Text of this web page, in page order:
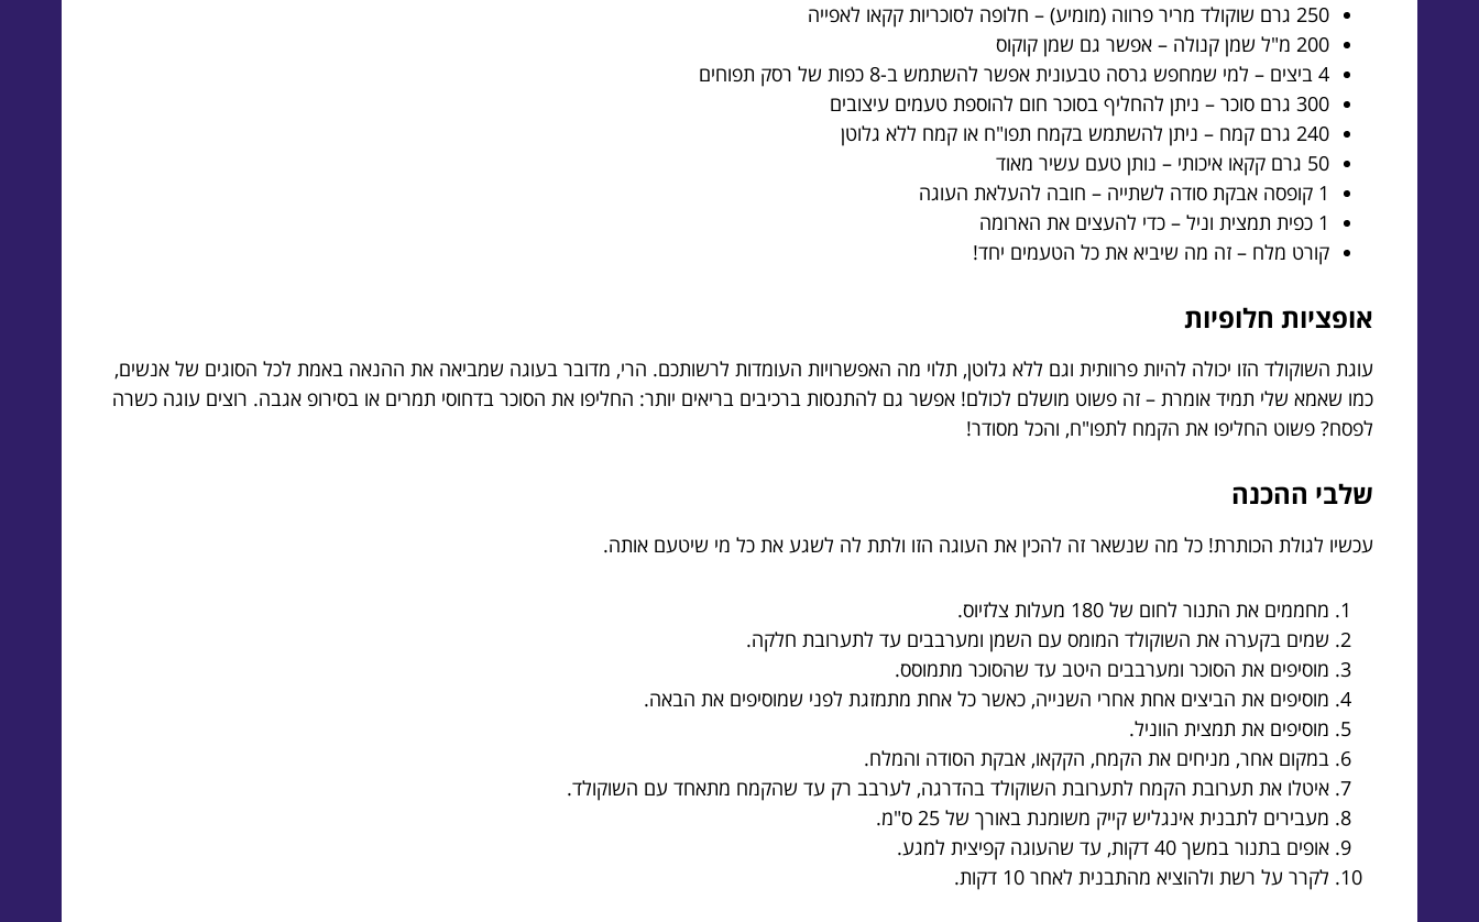
250 גרם שוקולד מריר פרווה (מומיע) – חלופה לסוכריות קקאו לאפייה
200 מ"ל שמן קנולה – אפשר גם שמן קוקוס
4 ביצים – למי שמחפש גרסה טבעונית אפשר להשתמש ב-8 כפות של רסק תפוחים
300 גרם סוכר – ניתן להחליף בסוכר חום להוספת טעמים עיצובים
240 גרם קמח – ניתן להשתמש בקמח תפו"ח או קמח ללא גלוטן
50 גרם קקאו איכותי – נותן טעם עשיר מאוד
1 קופסה אבקת סודה לשתייה – חובה להעלאת העוגה
1 כפית תמצית וניל – כדי להעצים את הארומה
קורט מלח – זה מה שיביא את כל הטעמים יחד!
אופציות חלופיות
עוגת השוקולד הזו יכולה להיות פרוותית וגם ללא גלוטן, תלוי מה האפשרויות העומדות לרשותכם. הרי, מדובר בעוגה שמביאה את ההנאה באמת לכל הסוגים של אנשים,
כמו שאמא שלי תמיד אומרת – זה פשוט מושלם לכולם! אפשר גם להתנסות ברכיבים בריאים יותר: החליפו את הסוכר בדחוסי תמרים או בסירופ אגבה. רוצים עוגה כשרה
לפסח? פשוט החליפו את הקמח לתפו"ח, והכל מסודר!
שלבי ההכנה
עכשיו לגולת הכותרת! כל מה שנשאר זה להכין את העוגה הזו ולתת לה לשגע את כל מי שיטעם אותה.
מחממים את התנור לחום של 180 מעלות צלזיוס.
שמים בקערה את השוקולד המומס עם השמן ומערבבים עד לתערובת חלקה.
מוסיפים את הסוכר ומערבבים היטב עד שהסוכר מתמוסס.
מוסיפים את הביצים אחת אחרי השנייה, כאשר כל אחת מתמזגת לפני שמוסיפים את הבאה.
מוסיפים את תמצית הווניל.
במקום אחר, מניחים את הקמח, הקקאו, אבקת הסודה והמלח.
איטלו את תערובת הקמח לתערובת השוקולד בהדרגה, לערבב רק עד שהקמח מתאחד עם השוקולד.
מעבירים לתבנית אינגליש קייק משומנת באורך של 25 ס"מ.
אופים בתנור במשך 40 דקות, עד שהעוגה קפיצית למגע.
לקרר על רשת ולהוציא מהתבנית לאחר 10 דקות.